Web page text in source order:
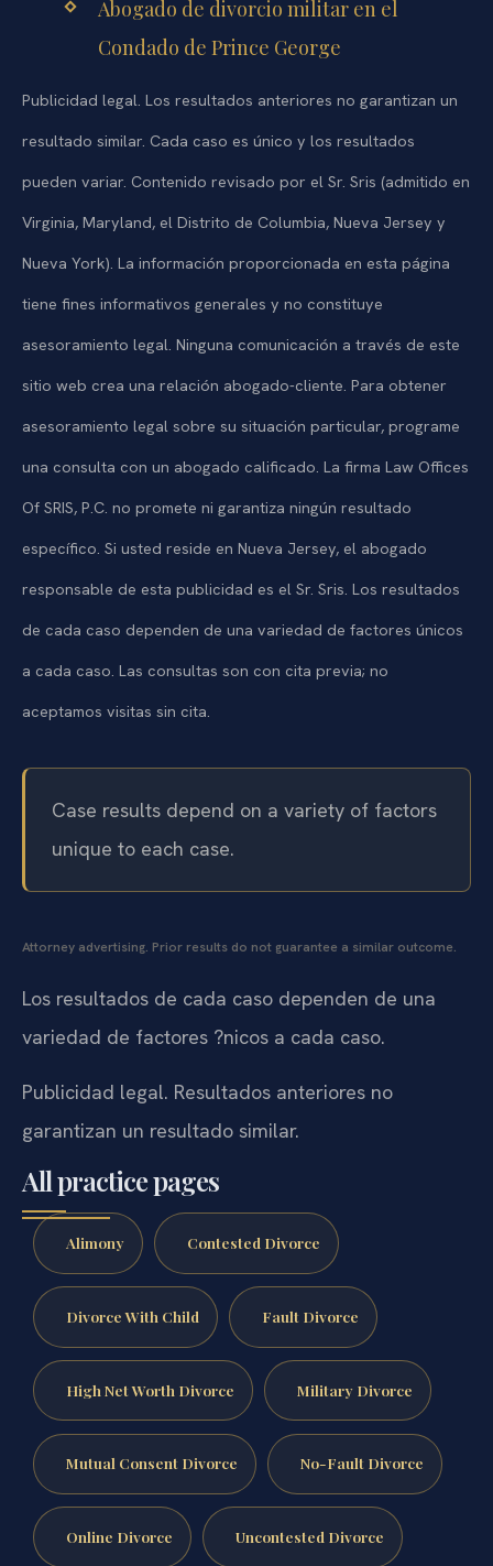
Abogado de divorcio militar en el
Condado de Prince George
Publicidad legal. Los resultados anteriores no garantizan un
resultado similar. Cada caso es único y los resultados
pueden variar. Contenido revisado por el Sr. Sris (admitido en
Virginia, Maryland, el Distrito de Columbia, Nueva Jersey y
Nueva York). La información proporcionada en esta página
tiene fines informativos generales y no constituye
asesoramiento legal. Ninguna comunicación a través de este
sitio web crea una relación abogado-cliente. Para obtener
asesoramiento legal sobre su situación particular, programe
una consulta con un abogado calificado. La firma Law Offices
Of SRIS, P.C. no promete ni garantiza ningún resultado
específico. Si usted reside en Nueva Jersey, el abogado
responsable de esta publicidad es el Sr. Sris. Los resultados
de cada caso dependen de una variedad de factores únicos
a cada caso. Las consultas son con cita previa; no
aceptamos visitas sin cita.
Case results depend on a variety of factors
unique to each case.
Attorney advertising. Prior results do not guarantee a similar outcome.
Los resultados de cada caso dependen de una
variedad de factores ?nicos a cada caso.
Publicidad legal. Resultados anteriores no
garantizan un resultado similar.
All practice pages
Alimony Contested Divorce
Divorce With Child Fault Divorce
High Net Worth Divorce Military Divorce
Mutual Consent Divorce No-Fault Divorce
Online Divorce Uncontested Divorce